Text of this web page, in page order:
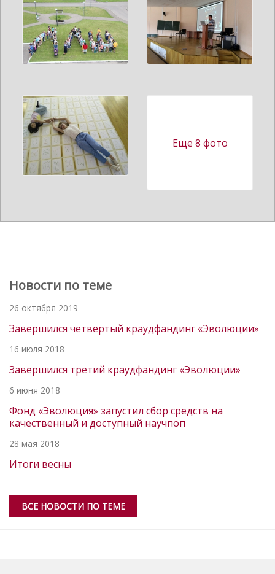
Еще 8 фото
Новости по теме
26 октября 2019
Завершился четвертый краудфандинг «Эволюции»
16 июля 2018
Завершился третий краудфандинг «Эволюции»
6 июня 2018
Фонд «Эволюция» запустил сбор средств на
качественный и доступный научпоп
28 мая 2018
Итоги весны
ВСЕ НОВОСТИ ПО ТЕМЕ